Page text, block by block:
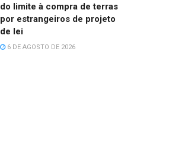
do limite à compra de terras
por estrangeiros de projeto
de lei
6 DE AGOSTO DE 2026